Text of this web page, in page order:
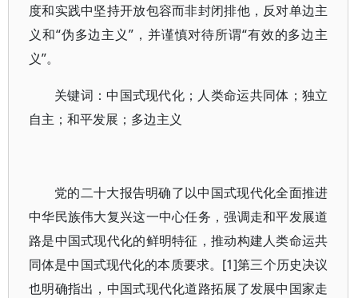
度和实践中坚持开放包容而非封闭排他，反对单边主
义和“伪多边主义”，并谨慎对待所谓“有效的多边主
义”。
关键词：中国式现代化；人类命运共同体；独立
自主；和平发展；多边主义
党的二十大报告明确了以中国式现代化全面推进
中华民族伟大复兴这一中心任务，强调走和平发展道
路是中国式现代化的鲜明特征，推动构建人类命运共
同体是中国式现代化的本质要求。[1]第三个历史决议
也明确指出，中国式现代化道路拓展了发展中国家走